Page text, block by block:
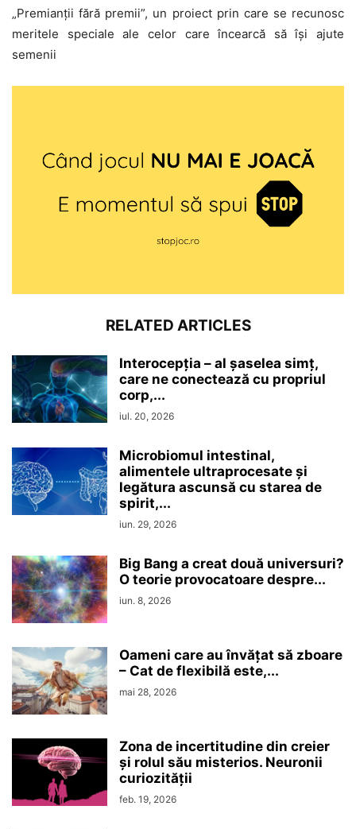
„Premianții fără premii”, un proiect prin care se recunosc
meritele speciale ale celor care încearcă să își ajute
semenii
RELATED ARTICLES
Interocepţia – al șaselea simț,
care ne conectează cu propriul
corp,...
iul. 20, 2026
Microbiomul intestinal,
alimentele ultraprocesate şi
legătura ascunsă cu starea de
spirit,...
iun. 29, 2026
Big Bang a creat două universuri?
O teorie provocatoare despre...
iun. 8, 2026
Oameni care au învățat să zboare
– Cat de flexibilă este,...
mai 28, 2026
Zona de incertitudine din creier
şi rolul său misterios. Neuronii
curiozităţii
feb. 19, 2026